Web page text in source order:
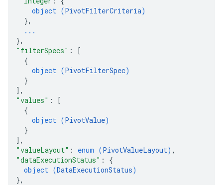
object (PivotFilterCriteria)
},
...
},
"filterSpecs" :
[
{
object (PivotFilterSpec)
}
] ,
"values" :
[
{
object (PivotValue)
}
] ,
"valueLayout" : enum (PivotValueLayout) ,
"dataExecutionStatus" : {
object (DataExecutionStatus)
},